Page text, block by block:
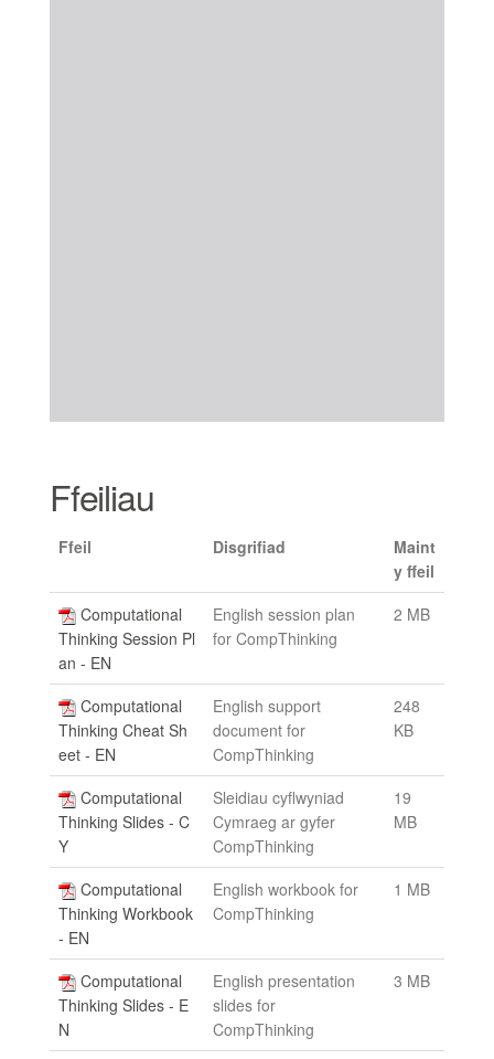
Ffeiliau
Ffeil Disgrifiad
Maint
y ffeil
Computational
Thinking Session Pl
an - EN
English session plan
for CompThinking
2 MB
Computational
Thinking Cheat Sh
eet - EN
English support
document for
CompThinking
248
KB
Computational
Thinking Slides - C
Y
Sleidiau cyflwyniad
Cymraeg ar gyfer
CompThinking
19
MB
Computational
Thinking Workbook
- EN
English workbook for
CompThinking
1 MB
Computational
Thinking Slides - E
N
English presentation
slides for
CompThinking
3 MB